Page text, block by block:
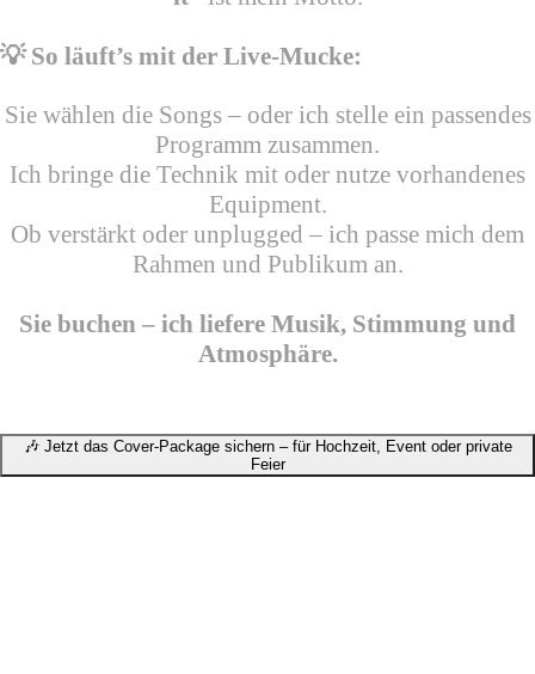
💡 So läuft’s mit der Live-Mucke:
Sie wählen die Songs – oder ich stelle ein passendes
Programm zusammen.
Ich bringe die Technik mit oder nutze vorhandenes
Equipment.
Ob verstärkt oder unplugged – ich passe mich dem
Rahmen und Publikum an.
Sie buchen – ich liefere Musik, Stimmung und
Atmosphäre.
🎶 Jetzt das Cover-Package sichern – für Hochzeit, Event oder private
Feier